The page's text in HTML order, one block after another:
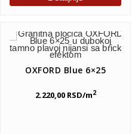
OXFORD Blue 6×25
2.220,00 RSD/m2